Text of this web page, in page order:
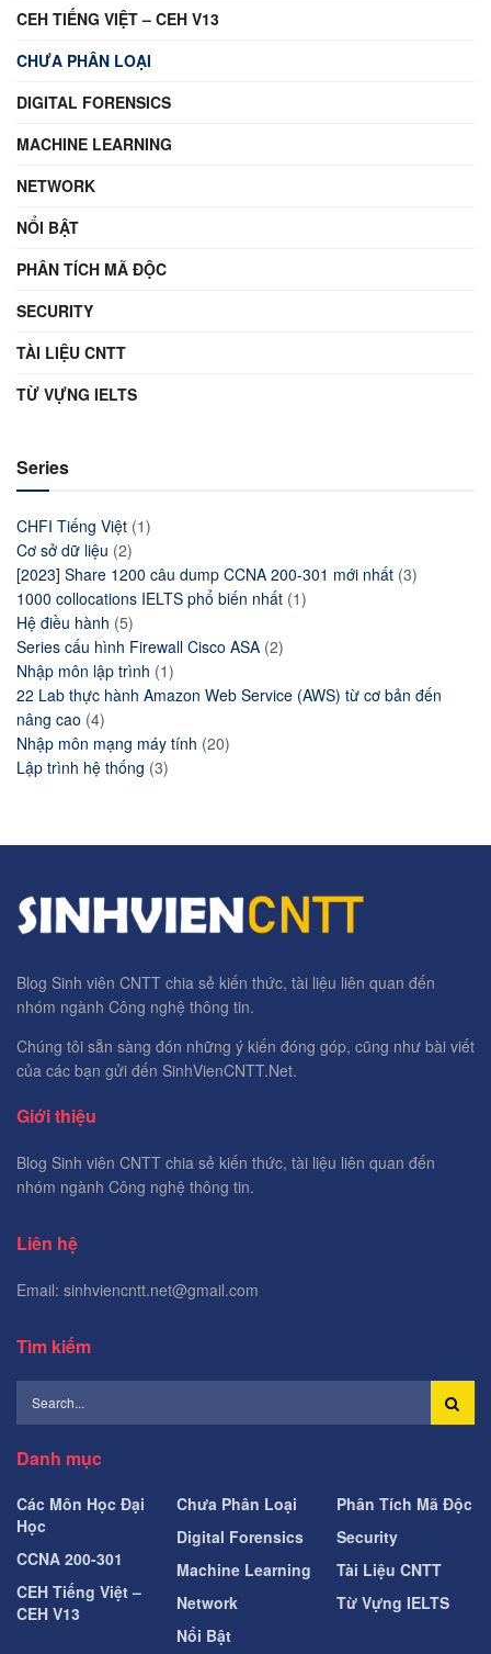
CEH TIẾNG VIỆT – CEH V13
CHƯA PHÂN LOẠI
DIGITAL FORENSICS
MACHINE LEARNING
NETWORK
NỔI BẬT
PHÂN TÍCH MÃ ĐỘC
SECURITY
TÀI LIỆU CNTT
TỪ VỰNG IELTS
Series
CHFI Tiếng Việt (1)
Cơ sở dữ liệu (2)
[2023] Share 1200 câu dump CCNA 200-301 mới nhất (3)
1000 collocations IELTS phổ biến nhất (1)
Hệ điều hành (5)
Series cấu hình Firewall Cisco ASA (2)
Nhập môn lập trình (1)
22 Lab thực hành Amazon Web Service (AWS) từ cơ bản đến
nâng cao (4)
Nhập môn mạng máy tính (20)
Lập trình hệ thống (3)
Blog Sinh viên CNTT chia sẻ kiến thức, tài liệu liên quan đến
nhóm ngành Công nghệ thông tin.
Chúng tôi sẵn sàng đón những ý kiến đóng góp, cũng như bài viết
của các bạn gửi đến SinhVienCNTT.Net.
Giới thiệu
Blog Sinh viên CNTT chia sẻ kiến thức, tài liệu liên quan đến
nhóm ngành Công nghệ thông tin.
Liên hệ
Email: sinhviencntt.net@gmail.com
Tìm kiếm
Danh mục
Các Môn Học Đại
Học
CCNA 200-301
CEH Tiếng Việt –
CEH V13
Chưa Phân Loại
Digital Forensics
Machine Learning
Network
Nổi Bật
Phân Tích Mã Độc
Security
Tài Liệu CNTT
Từ Vựng IELTS